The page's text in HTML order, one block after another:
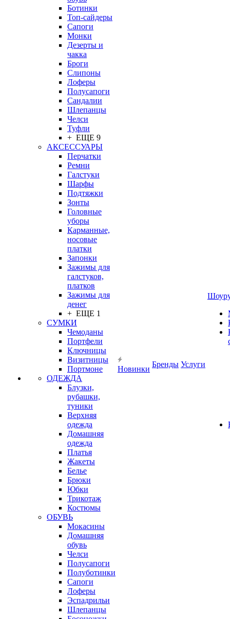
Ботинки
Топ-сайдеры
Сапоги
Монки
Дезерты и
чакка
Броги
Слипоны
Лоферы
Полусапоги
Сандалии
Шлепанцы
Челси
Туфли
+ ЕЩЕ 9
АКСЕССУАРЫ
Перчатки
Ремни
Галстуки
Шарфы
Подтяжки
Зонты
Головные
уборы
Карманные,
носовые
платки
Запонки
Зажимы для
галстуков,
платков
Зажимы для
денег
+ ЕЩЕ 1
СУМКИ
Чемоданы
Портфели
Ключницы
Визитницы
Портмоне
ОДЕЖДА
Блузки,
рубашки,
туники
Верхняя
одежда
Домашняя
одежда
Платья
Жакеты
Белье
Брюки
Юбки
Трикотаж
Костюмы
ОБУВЬ
Мокасины
Домашняя
обувь
Челси
Полусапоги
Полуботинки
Сапоги
Лоферы
Эспадрильи
Шлепанцы
Новинки
Бренды Услуги